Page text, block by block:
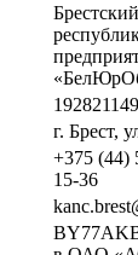
192821149
г. Брест,
+375 (44)
15-36